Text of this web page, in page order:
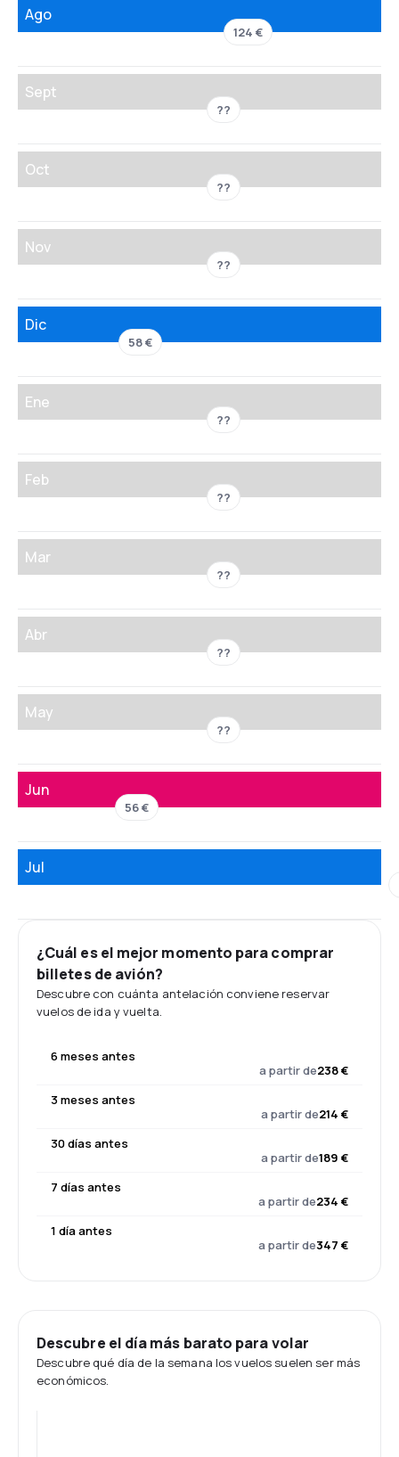
Ago
124 €
Sept
??
Oct
??
Nov
??
Dic
58 €
Ene
??
Feb
??
Mar
??
Abr
??
May
??
Jun
56 €
Jul
¿Cuál es el mejor momento para comprar
billetes de avión?
Descubre con cuánta antelación conviene reservar
vuelos de ida y vuelta.
6 meses antes
a partir de238 €
3 meses antes
a partir de214 €
30 días antes
a partir de189 €
7 días antes
a partir de234 €
1 día antes
a partir de347 €
Descubre el día más barato para volar
Descubre qué día de la semana los vuelos suelen ser más
económicos.